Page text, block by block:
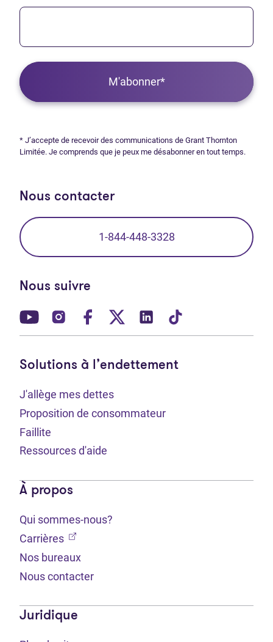
M'abonner*
* J’accepte de recevoir des communications de Grant Thornton
Limitée. Je comprends que je peux me désabonner en tout temps.
Nous contacter
1-844-448-3328
Nous suivre
(Ouvre dans un nouvel onglet)
(Ouvre dans un nouvel onglet)
(Ouvre dans un nouvel onglet)
(Ouvre dans un nouvel
(Ouvre dans un
Solutions à l’endettement
J'allège mes dettes
Proposition de consommateur
Faillite
Ressources d'aide
À propos
Qui sommes-nous?
Carrières (Ouvre dans un nouvel onglet)
Nos bureaux
Nous contacter
Juridique